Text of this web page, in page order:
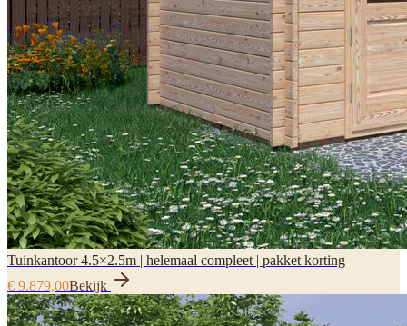
Tuinkantoor 4.5×2.5m | helemaal compleet | pakket korting
€ 9.879,00Bekijk